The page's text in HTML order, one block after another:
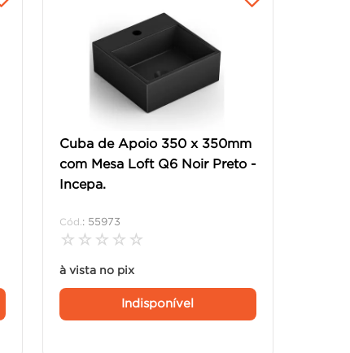
Cuba de Apoio 350 x 350mm
com Mesa Loft Q6 Noir Preto -
Incepa.
: 55973
☆ ☆ ☆ ☆ ☆
à vista no pix
Indisponível